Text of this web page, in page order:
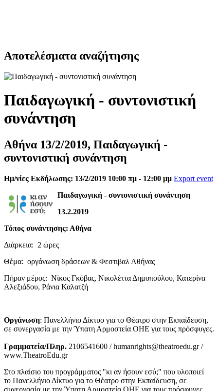
Αποτελέσματα αναζήτησης
Παιδαγωγική - συντονιστική
συνάντηση
Αθήνα 13/2/2019, Παιδαγωγική -
συντονιστική συνάντηση
Ημ/νίες Εκδήλωσης: 13/2/2019 10:00 πμ - 12:00 μμ Export event
Παιδαγωγική - συντονιστική συνάντηση
13.2.2019
Τόπος συνάντησης: Αθήνα
Διάρκεια: 2 ώρες
Θέμα: οργάνωση δράσεων & Φεστιβαλ Αθήνας
Πήραν μέρος: Νίκος Γκόβας, Νικολέττα Δημοπούλου, Κατερίνα
Αλεξιάδου, Ράνια Καλατζή
Οργάνωση: Πανελλήνιο Δίκτυο για το Θέατρο στην Εκπαίδευση,
σε συνεργασία με την Ύπατη Αρμοστεία ΟΗΕ για τους πρόσφυγες.
Γραμματεία/Πληρ. 2106541600 / humanrights@theatroedu.gr /
www.TheatroEdu.gr
Στο πλαίσιο του προγράμματος "κι αν ήσουν εσύ;" που υλοποιεί
το Πανελλήνιο Δίκτυο για το Θέατρο στην Εκπαίδευση, σε
συνεργασία με την Ύπατη Αρμοστεία ΟΗΕ για τους πρόσφυγες.